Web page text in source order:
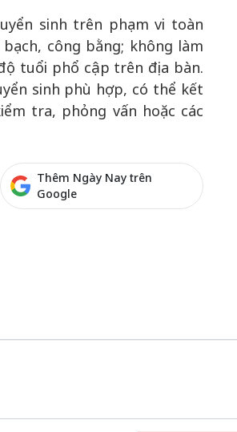
sinh trên phạm vi toàn
công bằng; không làm
tuổi phổ cập trên địa bàn.
sinh phù hợp, có thể kết
tra, phỏng vấn hoặc các
Thêm Ngày Nay trên
Google